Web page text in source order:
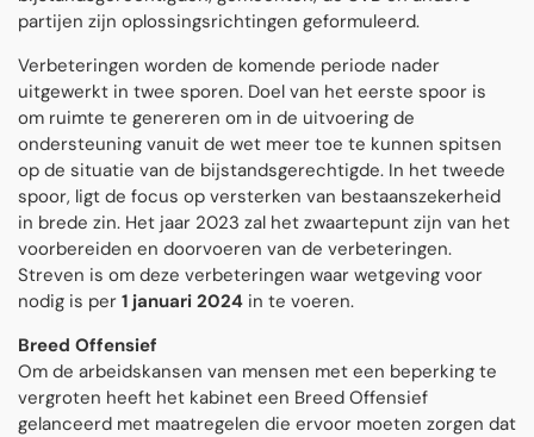
partijen zijn oplossingsrichtingen geformuleerd.
Verbeteringen worden de komende periode nader
uitgewerkt in twee sporen. Doel van het eerste spoor is
om ruimte te genereren om in de uitvoering de
ondersteuning vanuit de wet meer toe te kunnen spitsen
op de situatie van de bijstandsgerechtigde. In het tweede
spoor, ligt de focus op versterken van bestaanszekerheid
in brede zin. Het jaar 2023 zal het zwaartepunt zijn van het
voorbereiden en doorvoeren van de verbeteringen.
Streven is om deze verbeteringen waar wetgeving voor
nodig is per 1 januari 2024 in te voeren.
Breed Offensief
Om de arbeidskansen van mensen met een beperking te
vergroten heeft het kabinet een Breed Offensief
gelanceerd met maatregelen die ervoor moeten zorgen dat